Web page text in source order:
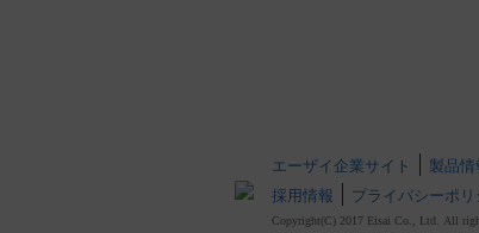
エーザイ企業サイト 製品情
採用情報
プライバシーポリ
Copyright(C) 2017 Eisai Co., Ltd. All